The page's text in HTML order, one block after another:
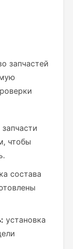
запчастей
запчасти
чтобы
состава
установка